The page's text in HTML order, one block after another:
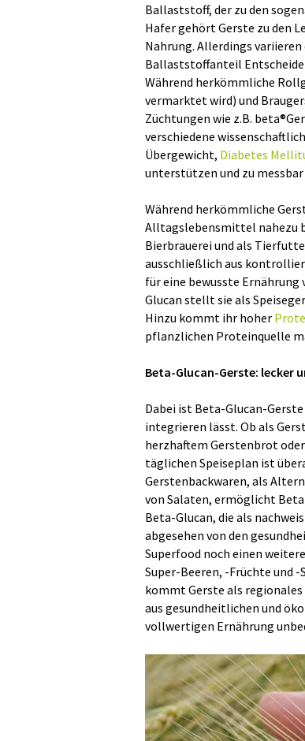
Ballaststoff, der zu den
Hafer gehört Gerste zu den
Nahrung. Allerdings
Ballaststoffanteil
Während herkömmliche
vermarktet wird) und
Züchtungen wie z.B.
verschiedene
Übergewicht, Diabetes
unterstützen und zu
Während herkömmliche
Alltagslebensmittel nahezu
Bierbrauerei und als
ausschließlich aus
für eine bewusste
Glucan stellt sie als
Hinzu kommt ihr hoher
pflanzlichen Proteinquelle
Beta-Glucan-Gerste: lecker
Dabei ist Beta-Glucan-
integrieren lässt. Ob als
herzhaftem Gerstenbrot
täglichen Speiseplan ist
Gerstenbackwaren, als
von Salaten, ermöglicht
Beta-Glucan, die als
abgesehen von den
Superfood noch einen
Super-Beeren, -Früchte und
kommt Gerste als
aus gesundheitlichen und
vollwertigen Ernährung